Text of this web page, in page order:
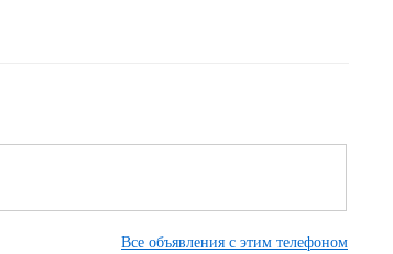
Все объявления с этим телефоном